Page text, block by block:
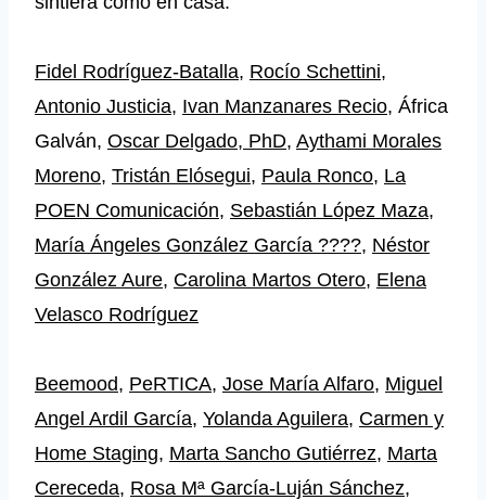
Fidel Rodríguez-Batalla, Rocío Schettini,
Antonio Justicia, Ivan Manzanares Recio, África
Galván, Oscar Delgado, PhD, Aythami Morales
Moreno, Tristán Elósegui, Paula Ronco, La
POEN Comunicación, Sebastián López Maza,
María Ángeles González García ????, Néstor
González Aure, Carolina Martos Otero, Elena
Velasco Rodríguez
Beemood, PeRTICA, Jose María Alfaro, Miguel
Angel Ardil García, Yolanda Aguilera, Carmen y
Home Staging, Marta Sancho Gutiérrez, Marta
Cereceda, Rosa Mª García-Luján Sánchez,